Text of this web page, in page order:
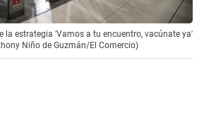
la estrategia 'Vamos a tu encuentro, vacúnate ya'
Niño de Guzmán/El Comercio)